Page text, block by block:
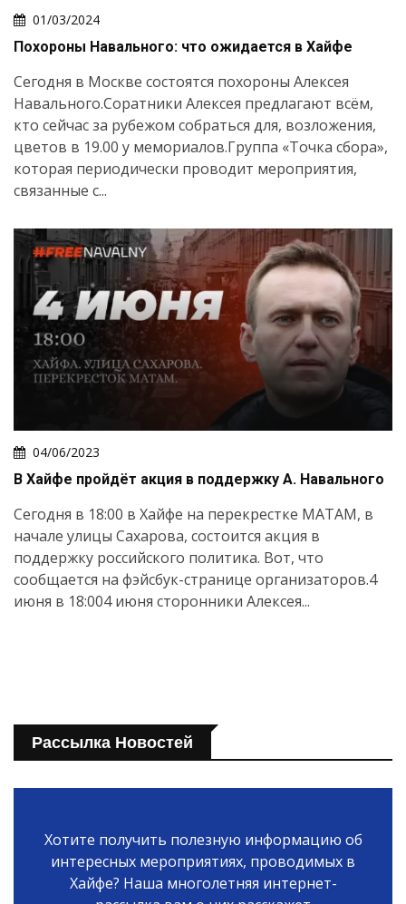
01/03/2024
Похороны Навального: что ожидается в Хайфе
Сегодня в Москве состоятся похороны Алексея
Навального.Соратники Алексея предлагают всём,
кто сейчас за рубежом собраться для, возложения,
цветов в 19.00 у мемориалов.Группа «Точка сбора»,
которая периодически проводит мероприятия,
связанные с...
04/06/2023
В Хайфе пройдёт акция в поддержку А. Навального
Сегодня в 18:00 в Хайфе на перекрестке МАТАМ, в
начале улицы Сахарова, состоится акция в
поддержку российского политика. Вот, что
сообщается на фэйсбук-странице организаторов.4
июня в 18:004 июня сторонники Алексея...
Рассылка Новостей
Хотите получить полезную информацию об
интересных мероприятиях, проводимых в
Хайфе? Наша многолетняя интернет-